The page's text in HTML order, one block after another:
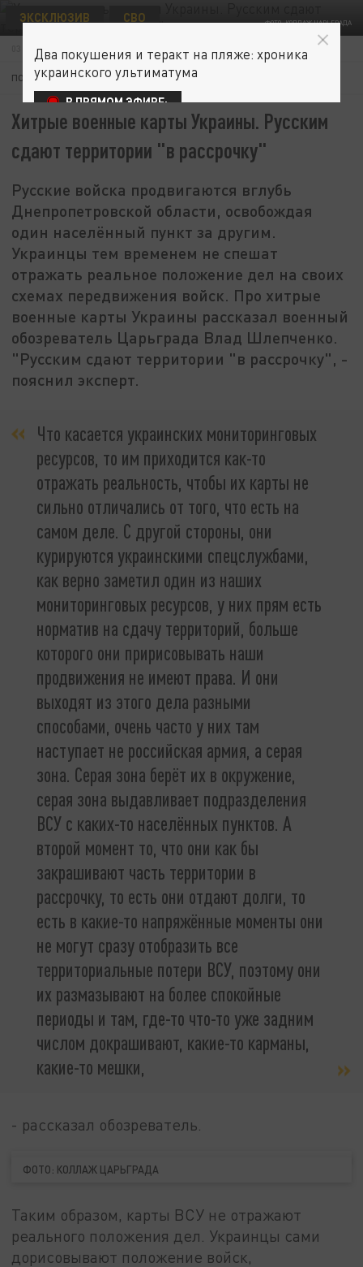
ФОТО: КОЛЛАЖ ЦАРЬГРАДА
ЭКСКЛЮЗИВ СВО
03 ОКТЯБРЯ 18:41
ПОДПИШИТЕСЬ:
Хитрые военные карты Украины. Русским
сдают территории "в рассрочку"
Русские войска продвигаются вглубь
Днепропетровской области, освобождая
один населённый пункт за другим.
Украинцы тем временем не спешат
отражать реальное положение дел на своих
схемах передвижения войск. Про хитрые
военные карты Украины рассказал военный
обозреватель Царьграда Влад Шлепченко.
"Русским сдают территории "в рассрочку", -
пояснил эксперт.
Что касается украинских мониторинговых
ресурсов, то им приходится как-то
отражать реальность, чтобы их карты не
сильно отличались от того, что есть на
самом деле. С другой стороны, они
курируются украинскими спецслужбами,
как верно заметил один из наших
мониторинговых ресурсов, у них прям есть
норматив на сдачу территорий, больше
которого они пририсовывать наши
продвижения не имеют права. И они
выходят из этого дела разными
способами, очень часто у них там
наступает не российская армия, а серая
зона. Серая зона берёт их в окружение,
серая зона выдавливает подразделения
ВСУ с каких-то населённых пунктов. А
второй момент то, что они как бы
закрашивают часть территории в
рассрочку, то есть они отдают долги, то
есть в какие-то напряжённые моменты они
не могут сразу отобразить все
территориальные потери ВСУ, поэтому они
их размазывают на более спокойные
периоды и там, где-то что-то уже задним
числом докрашивают, какие-то карманы,
какие-то мешки,
- рассказал обозреватель.
ФОТО: КОЛЛАЖ ЦАРЬГРАДА
Таким образом, карты ВСУ не отражают
реального положения дел. Украинцы сами
дорисовывают положение войск,
Два покушения и теракт на пляже: хроника
украинского ультиматума
В ПРЯМОМ ЭФИРЕ: